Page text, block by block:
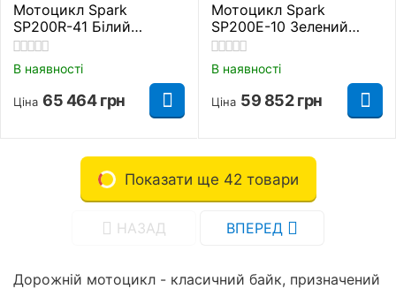
Дорожній мотоцикл - класичний байк, призначений
Мотоцикл Spark
SP200R-41 Білий
Дорожній
В наявності
Ціна 65 464 грн
Мотоцикл Spark
SP200E-10 Зелений
Дорожній
В наявності
Ціна 59 852 грн
Показати ще 42 товари
НАЗАД ВПЕРЕД